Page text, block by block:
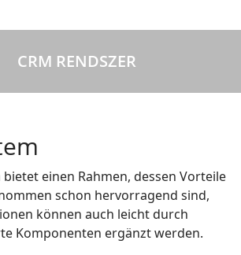
CRM RENDSZER
bietet einen Rahmen, dessen Vorteile
schon hervorragend sind,
können auch leicht durch
Komponenten ergänzt werden.